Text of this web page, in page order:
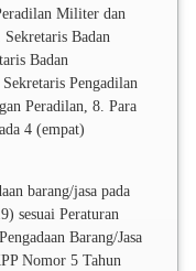
Militer dan
Badan
Badan
Pengadilan
Peradilan, 8. Para
4 (empat)
barang/jasa pada
sesuai Peraturan
Barang/Jasa
Nomor 5 Tahun